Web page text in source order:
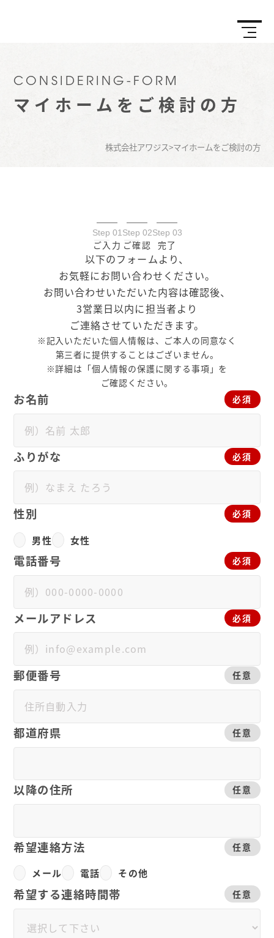
CONSIDERING-FORM
マイホームをご検討の方
株式会社アワジス>マイホームをご検討の方
Step 01
ご入力
Step 02
ご確認
Step 03
完了
以下のフォームより、
お気軽にお問い合わせください。
お問い合わせいただいた内容は確認後、
3営業日以内に担当者より
ご連絡させていただきます。
※記入いただいた個人情報は、ご本人の同意なく
第三者に提供することはございません。
※詳細は「個人情報の保護に関する事項」を
ご確認ください。
必須
お名前
必須
ふりがな
必須
性別
男性 女性
必須
電話番号
必須
メールアドレス
任意
郵便番号
任意
都道府県
任意
以降の住所
任意
希望連絡方法
メール 電話 その他
任意
希望する連絡時間帯